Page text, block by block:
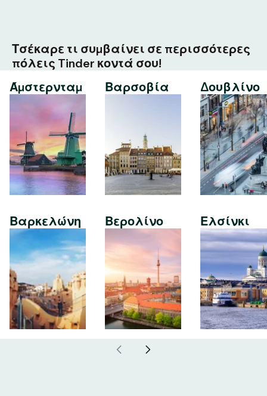
Τσέκαρε τι συμβαίνει σε περισσότερες
πόλεις Tinder κοντά σου!
Άμστερνταμ
Βαρκελώνη
Βαρσοβία
Βερολίνο
Δουβλίνο
Ελσίνκι